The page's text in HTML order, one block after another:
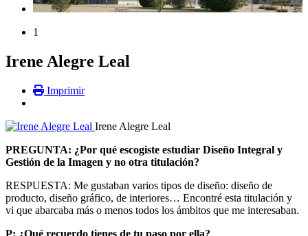
1
Irene Alegre Leal
Imprimir
Irene Alegre Leal
PREGUNTA: ¿Por qué escogiste estudiar Diseño Integral y
Gestión de la Imagen y no otra titulación?
RESPUESTA: Me gustaban varios tipos de diseño: diseño de
producto, diseño gráfico, de interiores… Encontré esta titulación y
vi que abarcaba más o menos todos los ámbitos que me interesaban.